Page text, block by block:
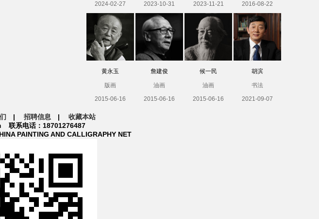
2024-02-27
2023-10-31
2023-11-21
2016-08-22
黄永玉
版画
2015-06-16
詹建俊
油画
2015-06-16
候一民
油画
2015-06-16
胡滨
书法
2021-09-07
| 招聘信息 | 收藏本站
联系电话：18701276487
PAINTING AND CALLIGRAPHY NET